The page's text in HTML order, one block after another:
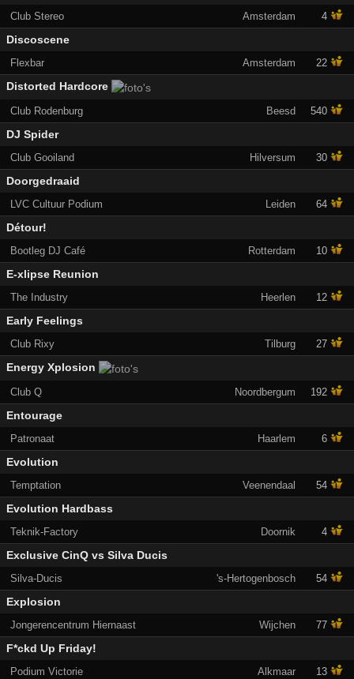
Club Stereo Amsterdam 4
Discoscene
Flexbar Amsterdam 22
Distorted Hardcore
Club Rodenburg Beesd 540
DJ Spider
Club Gooiland Hilversum 30
Doorgedraaid
LVC Cultuur Podium Leiden 64
Détour!
Bootleg DJ Café Rotterdam 10
E-xlipse Reunion
The Industry Heerlen 12
Early Feelings
Club Rixy Tilburg 27
Energy Xplosion
Club Q Noordbergum 192
Entourage
Patronaat Haarlem 6
Evolution
Temptation Veenendaal 54
Evolution Hardbass
Teknik-Factory Doornik 4
Exclusive CinQ vs Silva Ducis
Silva-Ducis 's-Hertogenbosch 54
Explosion
Jongerencentrum Hiernaast Wijchen 77
F*ckd Up Friday!
Podium Victorie Alkmaar 13